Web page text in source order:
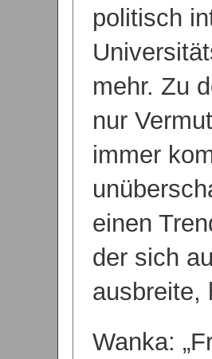
politisch
mehr. Zu
nur
immer
einen
der sich
ausbreite,
Wanka: